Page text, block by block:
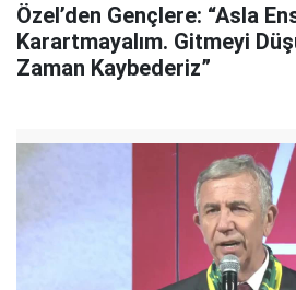
Özel’den Gençlere: “Asla
Karartmayalım. Gitmeyi
Zaman Kaybederiz”